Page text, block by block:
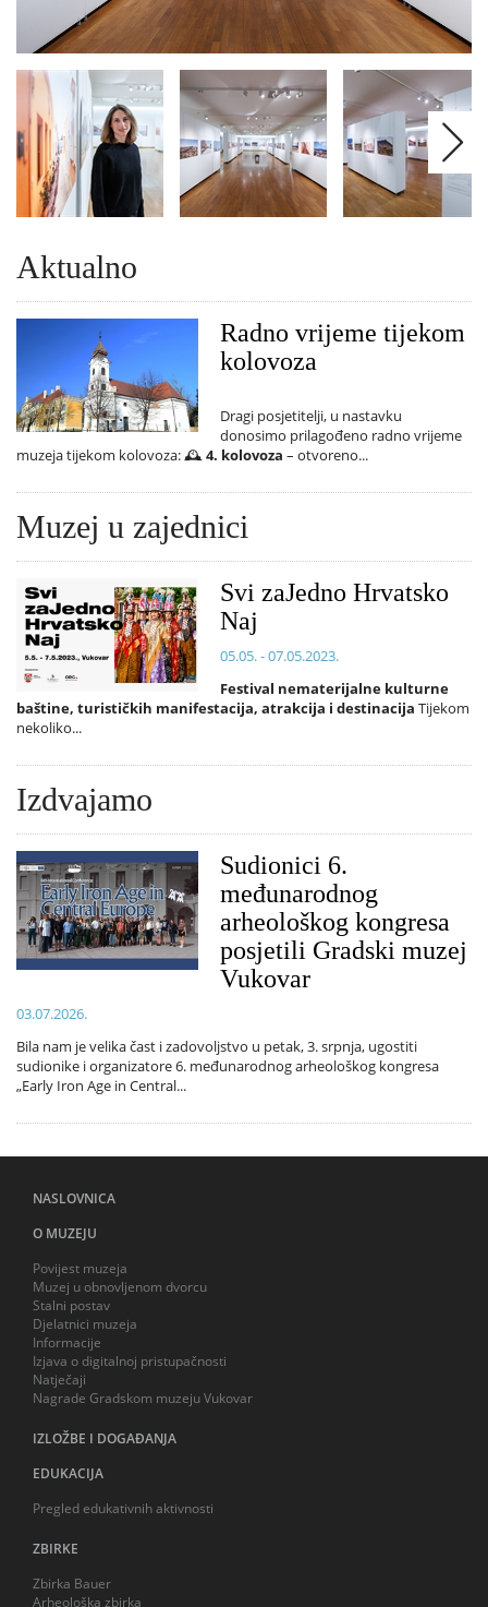
Aktualno
Radno vrijeme tijekom
kolovoza
Dragi posjetitelji, u nastavku
donosimo prilagođeno radno vrijeme
muzeja tijekom kolovoza: 🕰️4. kolovoza – otvoreno...
Muzej u zajednici
Svi zaJedno Hrvatsko
Naj
05.05. - 07.05.2023.
Festival nematerijalne kulturne
baštine, turističkih manifestacija, atrakcija i destinacija Tijekom
nekoliko...
Izdvajamo
Sudionici 6.
međunarodnog
arheološkog kongresa
posjetili Gradski muzej
Vukovar
03.07.2026.
Bila nam je velika čast i zadovoljstvo u petak, 3. srpnja, ugostiti
sudionike i organizatore 6. međunarodnog arheološkog kongresa
„Early Iron Age in Central...
NASLOVNICA
O MUZEJU
Povijest muzeja
Muzej u obnovljenom dvorcu
Stalni postav
Djelatnici muzeja
Informacije
Izjava o digitalnoj pristupačnosti
Natječaji
Nagrade Gradskom muzeju Vukovar
IZLOŽBE I DOGAĐANJA
EDUKACIJA
Pregled edukativnih aktivnosti
ZBIRKE
Zbirka Bauer
Arheološka zbirka